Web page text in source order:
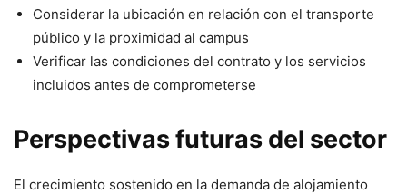
Considerar la ubicación en relación con el transporte
público y la proximidad al campus
Verificar las condiciones del contrato y los servicios
incluidos antes de comprometerse
Perspectivas futuras del sector
El crecimiento sostenido en la demanda de alojamiento